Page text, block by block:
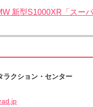
新型S1000XR「スー
ラクション・センター